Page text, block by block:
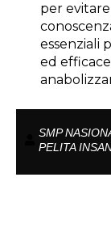
per
essenziali
ed
SMP
PELITA